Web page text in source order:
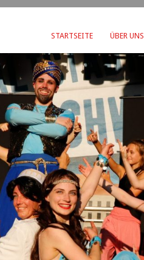
STARTSEITE ÜBER UNS